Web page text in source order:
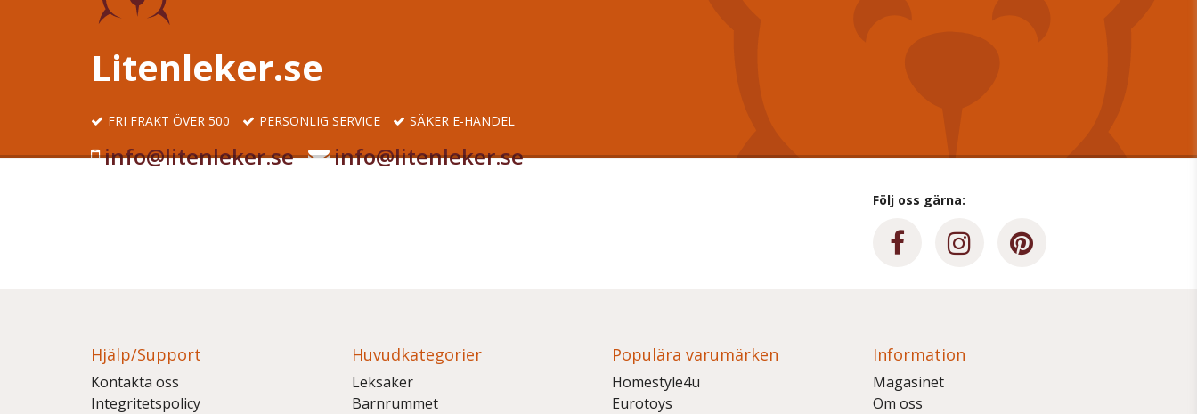
Litenleker.se
FRI FRAKT ÖVER 500 PERSONLIG SERVICE SÄKER E-HANDEL
info@litenleker.se info@litenleker.se
Följ oss gärna:
Hjälp/Support
Kontakta oss
Integritetspolicy
Huvudkategorier
Leksaker
Barnrummet
Populära varumärken
Homestyle4u
Eurotoys
Information
Magasinet
Om oss